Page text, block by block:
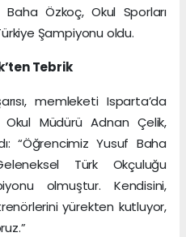
Özkoç, Okul Sporları
Şampiyonu oldu.
Tebrik
memleketi Isparta’da
Okul Müdürü Adnan Çelik,
“Öğrencimiz Yusuf Baha
Türk Okçuluğu
olmuştur. Kendisini,
yürekten kutluyor,